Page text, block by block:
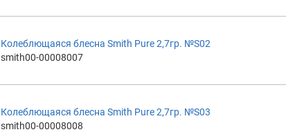
Колеблющаяся блесна Smith Pure 2,7гр. №S02
smith00-00008007
Колеблющаяся блесна Smith Pure 2,7гр. №S03
smith00-00008008